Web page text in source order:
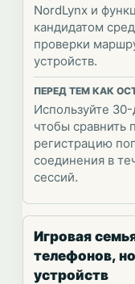
NordLynx и
кандидатом
проверки
устройств.
Используйте
чтобы сравнить
регистрацию
соединения в
сессий.
Игровая
телефонов,
устройств